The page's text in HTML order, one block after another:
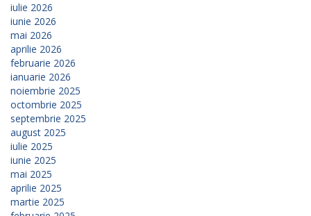
iulie 2026
iunie 2026
mai 2026
aprilie 2026
februarie 2026
ianuarie 2026
noiembrie 2025
octombrie 2025
septembrie 2025
august 2025
iulie 2025
iunie 2025
mai 2025
aprilie 2025
martie 2025